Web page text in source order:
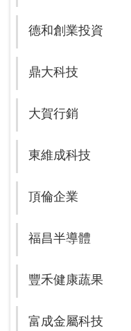
德和創業投資
鼎大科技
大賀行銷
東維成科技
頂倫企業
福昌半導體
豐禾健康蔬果
富成金屬科技